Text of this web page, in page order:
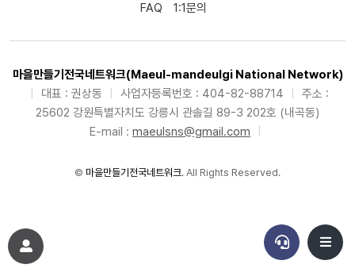
FAQ
1:1문의
마을만들기전국네트워크(Maeul-mandeulgi National Network)
대표 : 권상동 사업자등록번호 : 404-82-88714
주소 :
25602 강원특별자치도 강릉시 관솔길 89-3 202호 (내곡동)
E-mail : maeulsns@gmail.com
© 마을만들기전국네트워크. All Rights Reserved.